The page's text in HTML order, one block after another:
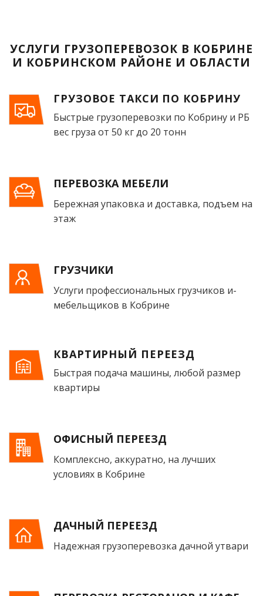
УСЛУГИ ГРУЗОПЕРЕВОЗОК В КОБРИНЕ
И КОБРИНСКОМ РАЙОНЕ И ОБЛАСТИ
ГРУЗОВОЕ ТАКСИ ПО КОБРИНУ
Быстрые грузоперевозки по Кобрину и РБ
вес груза от 50 кг до 20 тонн
ПЕРЕВОЗКА МЕБЕЛИ
Бережная упаковка и доставка, подъем на
этаж
ГРУЗЧИКИ
Услуги профессиональных грузчиков и­
мебельщиков в Кобрине
КВАРТИРНЫЙ ПЕРЕЕЗД
Быстрая подача машины, любой размер
квартиры
ОФИСНЫЙ ПЕРЕЕЗД
Комплексно, аккуратно, на лучших
условиях в Кобрине
ДАЧНЫЙ ПЕРЕЕЗД
Надежная грузоперевозка дачной утвари